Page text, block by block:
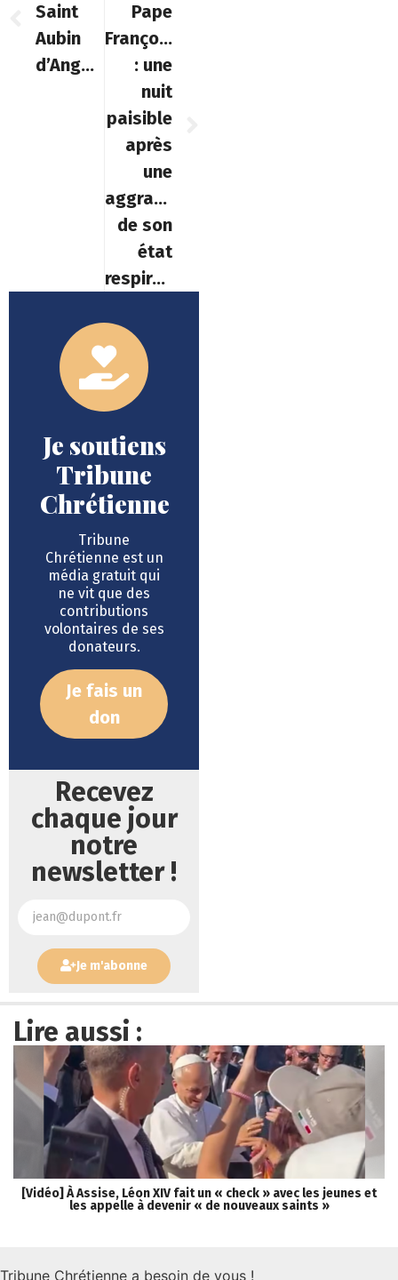
Saint
Aubin
d’Angers
Pape
François
: une
nuit
paisible
après
une
aggravation
de son
état
respiratoire
Je soutiens
Tribune
Chrétienne
Tribune
Chrétienne est un
média gratuit qui
ne vit que des
contributions
volontaires de ses
donateurs.
Je fais un
don
Recevez
chaque jour
notre
newsletter !
Je m'abonne
Lire aussi :
[Vidéo] À Assise, Léon XIV fait un « check » avec les jeunes et
les appelle à devenir « de nouveaux saints »
Tribune Chrétienne a besoin de vous !